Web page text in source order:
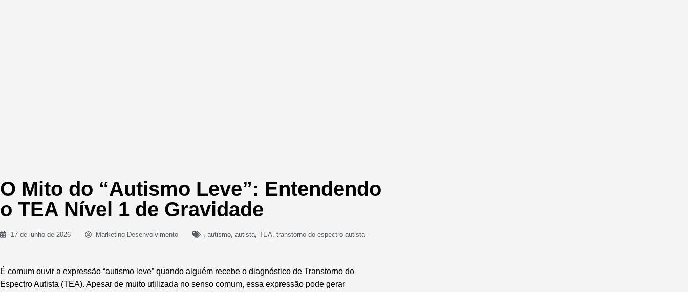
O Mito do “Autismo Leve”: Entendendo
o TEA Nível 1 de Gravidade
17 de junho de 2026 Marketing Desenvolvimento autismo autista TEA transtorno do espectro autista
É comum ouvir a expressão “autismo leve” quando alguém recebe o diagnóstico de Transtorno do
Espectro Autista (TEA). Apesar de muito utilizada no senso comum, essa expressão pode gerar